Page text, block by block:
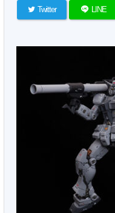
Twitter LINE